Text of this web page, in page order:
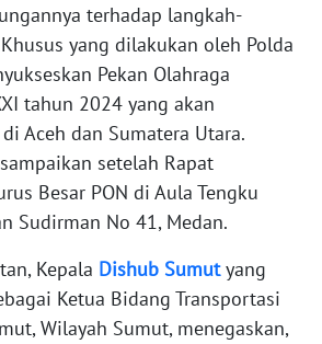
terhadap langkah-
yang dilakukan oleh Polda
Pekan Olahraga
tahun 2024 yang akan
Aceh dan Sumatera Utara.
setelah Rapat
Besar PON di Aula Tengku
Sudirman No 41, Medan.
Kepala Dishub Sumutyang
Ketua Bidang Transportasi
Wilayah Sumut, menegaskan,